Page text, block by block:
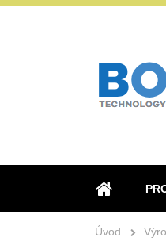
ÚVOD
Úvod